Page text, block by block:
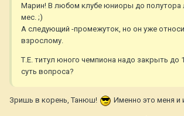
Марин! В любом клубе юниоры до полутора
мес. ;)
А следующий -промежуток, но он уже
взрослому.
Т.Е. титул юного чемпиона надо закрыть до
суть вопроса?
Зришь в корень, Танюш! Именно это меня и